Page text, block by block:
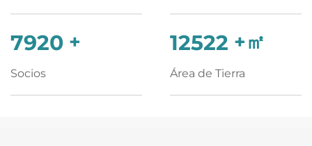
8000 +
Socios
12648 +㎡
Área de Tierra